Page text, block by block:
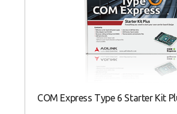
COM Express Type 6 Starter Kit